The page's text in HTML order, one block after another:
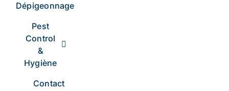
Dépigeonnage
Pest
Control
&
Hygiène
Contact